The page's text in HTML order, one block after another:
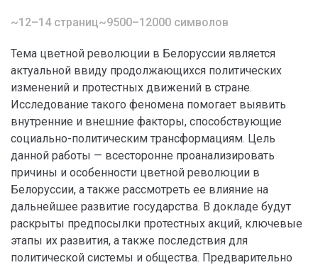
~12–14 страниц~9500–12000 символов
Тема цветной революции в Белоруссии является
актуальной ввиду продолжающихся политических
изменений и протестных движений в стране.
Исследование такого феномена помогает выявить
внутренние и внешние факторы, способствующие
социально-политическим трансформациям. Цель
данной работы — всесторонне проанализировать
причины и особенности цветной революции в
Белоруссии, а также рассмотреть ее влияние на
дальнейшее развитие государства. В докладе будут
раскрыты предпосылки протестных акций, ключевые
этапы их развития, а также последствия для
политической системы и общества. Предварительно